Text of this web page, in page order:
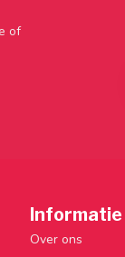
of
Informatie
Over ons